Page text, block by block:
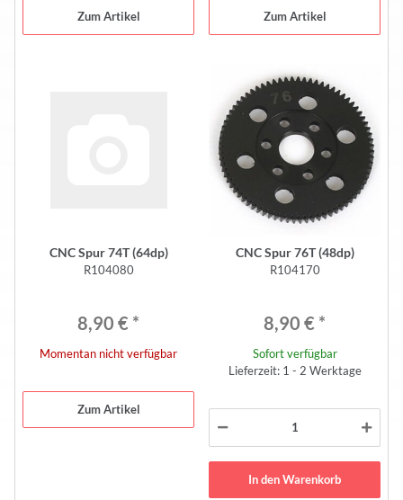
Zum Artikel Zum Artikel
CNC Spur 74T (64dp)
R104080
8,90 € *
Momentan nicht verfügbar
Zum Artikel
CNC Spur 76T (48dp)
R104170
8,90 € *
Sofort verfügbar
Lieferzeit: 1 - 2 Werktage
In den Warenkorb